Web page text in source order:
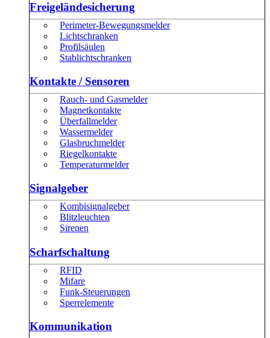
Freigeländesicherung
Perimeter-Bewegungsmelder
Lichtschranken
Profilsäulen
Stablichtschranken
Kontakte / Sensoren
Rauch- und Gasmelder
Magnetkontakte
Überfallmelder
Wassermelder
Glasbruchmelder
Riegelkontakte
Temperaturmelder
Signalgeber
Kombisignalgeber
Blitzleuchten
Sirenen
Scharfschaltung
RFID
Mifare
Funk-Steuerungen
Sperrelemente
Kommunikation